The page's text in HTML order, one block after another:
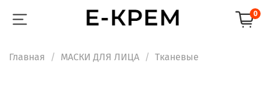
0
Главная МАСКИ ДЛЯ ЛИЦА Тканевые